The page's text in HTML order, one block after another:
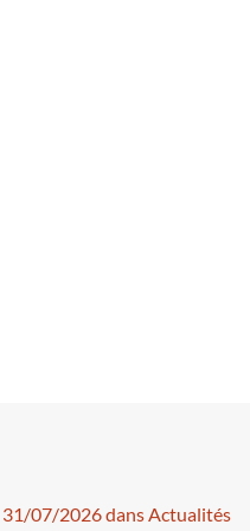
31/07/2026 dans Actualités